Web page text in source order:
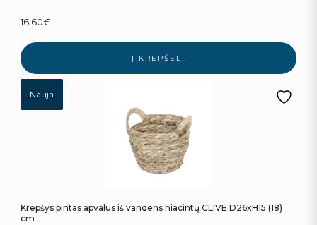
16.60€
Į KREPŠELĮ
Nauja
Krepšys pintas apvalus iš vandens hiacintų CLIVE D26xH15 (18)
cm